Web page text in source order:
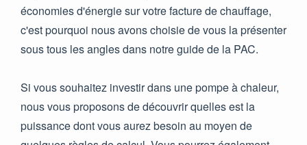
économies d'énergie sur votre facture de chauffage,
c'est pourquoi nous avons choisie de vous la présenter
sous tous les angles dans notre guide de la PAC.
Si vous souhaitez investir dans une pompe à chaleur,
nous vous proposons de découvrir quelles est la
puissance dont vous aurez besoin au moyen de